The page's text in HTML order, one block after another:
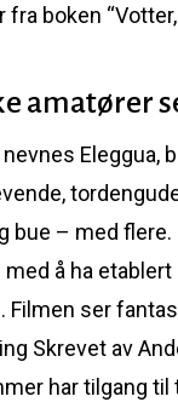
fra boken
amatører
nevnes Eleggua,
bue – med
med å ha
Filmen ser
Skrevet av
har tilgang